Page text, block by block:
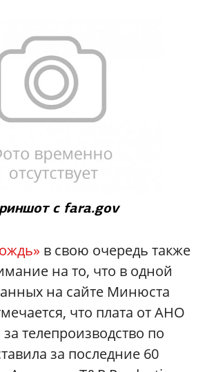
с fara.gov
в свою очередь также
на то, что в одной
на сайте Минюста
что плата от АНО
телепроизводство по
за последние 60